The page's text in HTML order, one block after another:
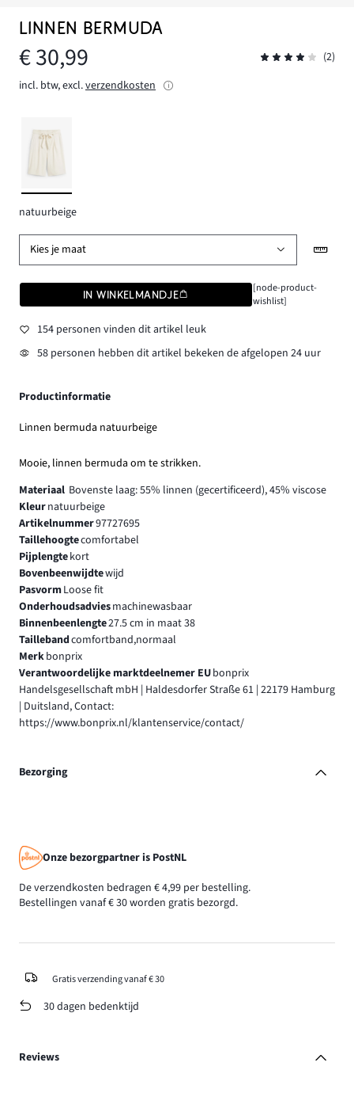
LINNEN BERMUDA
€ 30,99
(2)
incl. btw, excl.verzendkosten
natuurbeige
Kies je maat
IN WINKELMANDJE
[node-product-
wishlist]
154 personen vinden dit artikel leuk
58 personen hebben dit artikel bekeken de afgelopen 24 uur
Productinformatie
Linnen bermuda natuurbeige
Mooie, linnen bermuda om te strikken.
Materiaal Bovenste laag: 55% linnen (gecertificeerd), 45% viscose
Kleurnatuurbeige
Artikelnummer97727695
Taillehoogtecomfortabel
Pijplengtekort
Bovenbeenwijdtewijd
PasvormLoose fit
Onderhoudsadviesmachinewasbaar
Binnenbeenlengte27.5 cm in maat 38
Taillebandcomfortband,normaal
Merkbonprix
Verantwoordelijke marktdeelnemer EUbonprix
Handelsgesellschaft mbH | Haldesdorfer Straße 61 | 22179 Hamburg
| Duitsland, Contact:
https://www.bonprix.nl/klantenservice/contact/
Bezorging
Onze bezorgpartner is PostNL
De verzendkosten bedragen € 4,99 per bestelling.
Bestellingen vanaf € 30 worden gratis bezorgd.
Gratis verzending vanaf € 30
30 dagen bedenktijd
Reviews